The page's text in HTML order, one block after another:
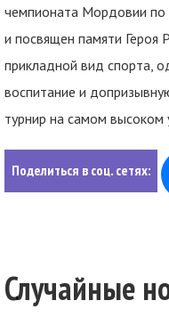
чемпионата Мордовии по
и посвящен памяти Героя
прикладной вид спорта,
воспитание и
турнир на самом высоком
Поделиться в соц. сетях:
Случайные